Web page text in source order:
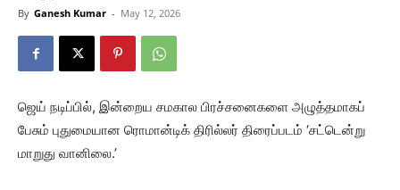
By Ganesh Kumar - May 12, 2026
ஜெய் நடிப்பில், இன்றைய சமகால பிரச்சனைகளை அழுத்தமாகப்
பேசும் புதுமையான ரொமான்டிக் திரில்லர் திரைப்படம் ‘சட்டென்று
மாறுது வானிலை.’